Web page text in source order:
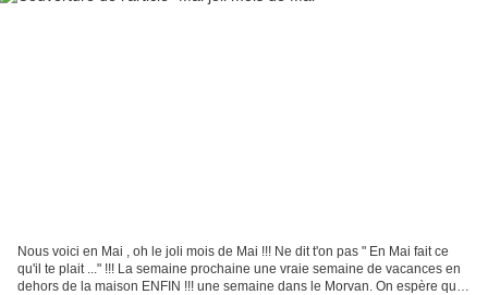
Nous voici en Mai , oh le joli mois de Mai !!! Ne dit t'on pas " En Mai fait ce
qu'il te plait ..." !!! La semaine prochaine une vraie semaine de vacances en
dehors de la maison ENFIN !!! une semaine dans le Morvan. On espère que